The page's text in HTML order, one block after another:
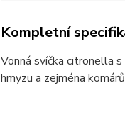
Kompletní
Vonná svíčka citronella
hmyzu a zejména